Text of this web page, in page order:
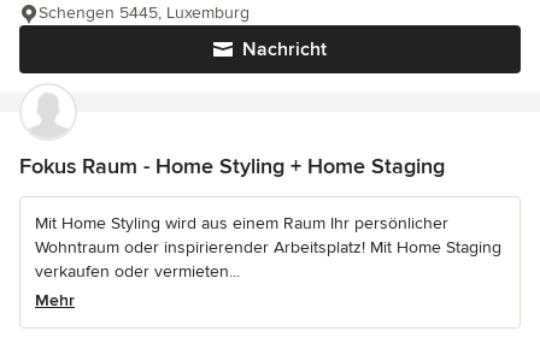
Nachricht
Schengen 5445, Luxemburg
Fokus Raum - Home Styling + Home Staging
Mit Home Styling wird aus einem Raum Ihr persönlicher
Wohntraum oder inspirierender Arbeitsplatz! Mit Home Staging
verkaufen oder vermieten...
Mehr